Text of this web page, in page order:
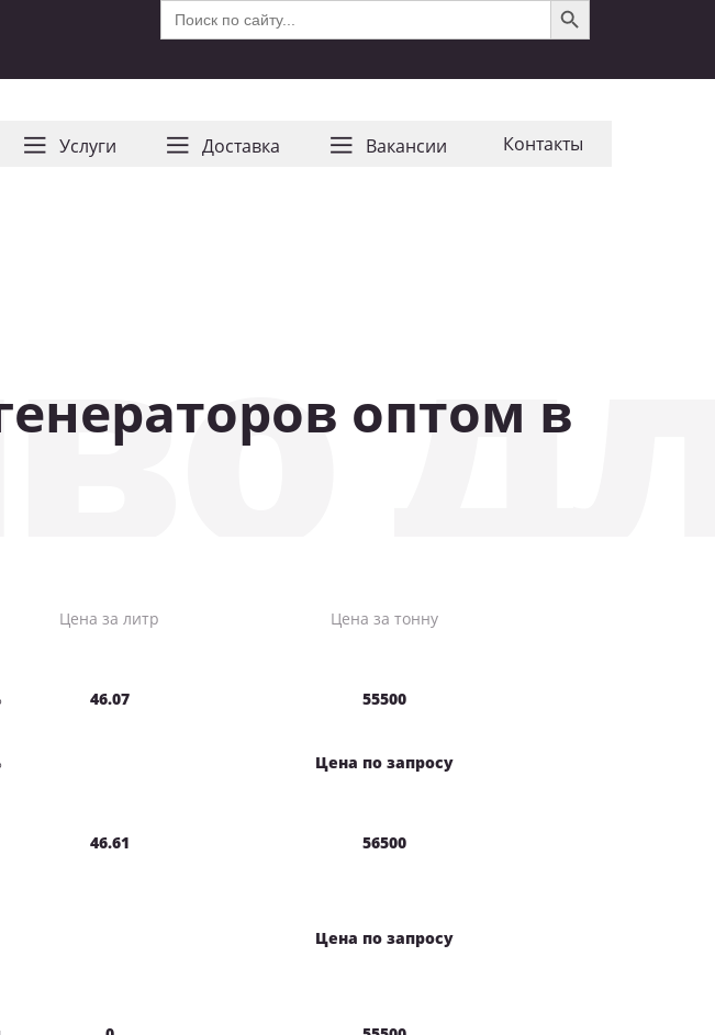
Search
for:
Услуги Доставка Ваканcии Контакты
оптом в
Цена за литр Цена за тонну
46.07 55500
Цена по запросу
46.61 56500
Цена по запросу